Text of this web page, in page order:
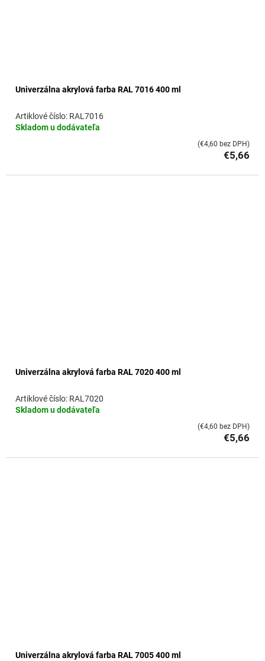
Univerzálna akrylová farba RAL 7016 400 ml
Skladom u dodávateľa
RAL7016
€5,66
(€4,60 bez DPH)
Univerzálna akrylová farba RAL 7020 400 ml
Skladom u dodávateľa
RAL7020
€5,66
(€4,60 bez DPH)
Univerzálna akrylová farba RAL 7005 400 ml